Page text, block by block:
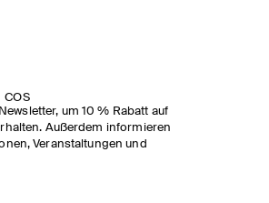
COS
um 10 % Rabatt auf
Außerdem informieren
Veranstaltungen und